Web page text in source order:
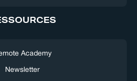
Academy
Newsletter